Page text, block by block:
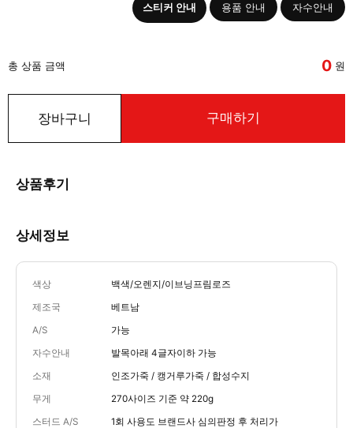
스티커 안내 용품 안내 자수안내
총 상품 금액 0 원
장바구니 구매하기
상품후기
상세정보
색상 백색/오렌지/이브닝프림로즈
제조국 베트남
A/S 가능
자수안내 발목아래 4글자이하 가능
소재 인조가죽 / 캥거루가죽 / 합성수지
무게 270사이즈 기준 약 220g
스터드 A/S
1회 사용도 브랜드사 심의판정 후 처리가